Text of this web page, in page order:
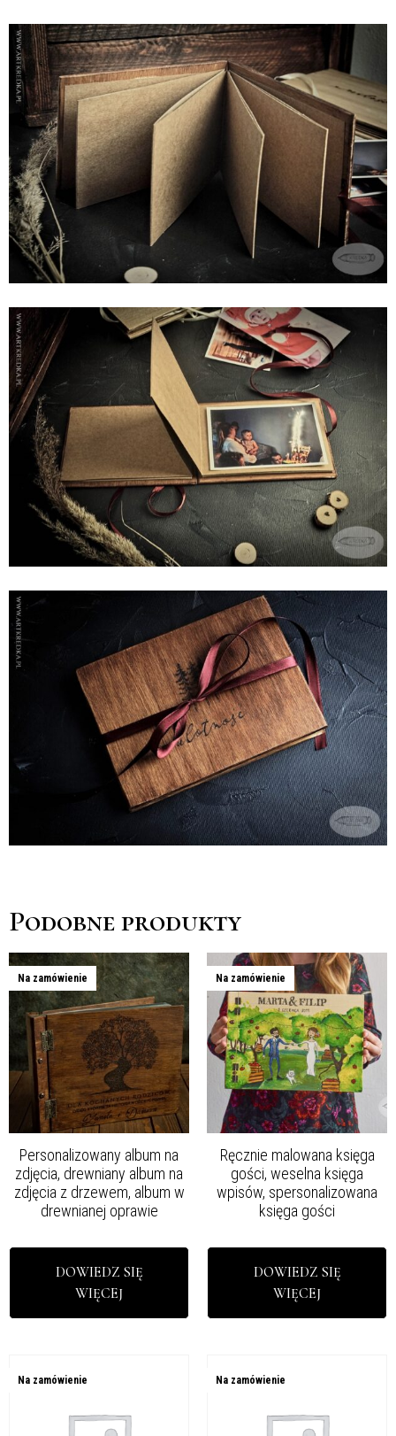
Podobne produkty
Na zamówienie
Personalizowany album na
zdjęcia, drewniany album na
zdjęcia z drzewem, album w
drewnianej oprawie
DOWIEDZ SIĘ
WIĘCEJ
Na zamówienie
Ręcznie malowana księga
gości, weselna księga
wpisów, spersonalizowana
księga gości
DOWIEDZ SIĘ
WIĘCEJ
Na zamówienie Na zamówienie